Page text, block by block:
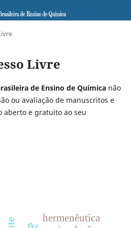
Livre
de Ensino de Química não
ou avaliação de manuscritos e
aberto e gratuito ao seu
hermenêutica